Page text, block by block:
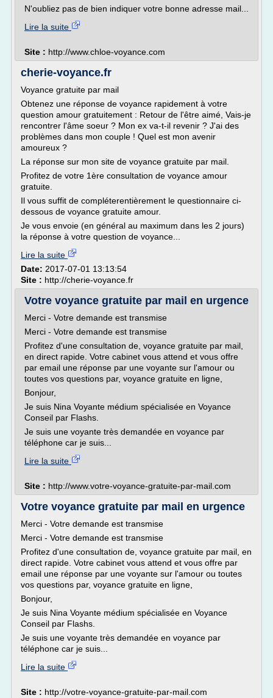
N'oubliez pas de bien indiquer votre bonne adresse mail...
Lire la suite
Site : http://www.chloe-voyance.com
cherie-voyance.fr
Voyance gratuite par mail
Obtenez une réponse de voyance rapidement à votre
question amour gratuitement : Retour de l'être aimé, Vais-je
rencontrer l'âme soeur ? Mon ex va-t-il revenir ? J'ai des
problèmes dans mon couple ! Quel est mon avenir
amoureux ?
La réponse sur mon site de voyance gratuite par mail.
Profitez de votre 1ère consultation de voyance amour
gratuite.
Il vous suffit de compléterentièrement le questionnaire ci-
dessous de voyance gratuite amour.
Je vous envoie (en général au maximum dans les 2 jours)
la réponse à votre question de voyance...
Lire la suite
Date: 2017-07-01 13:13:54
Site : http://cherie-voyance.fr
Votre voyance gratuite par mail en urgence
Merci - Votre demande est transmise
Merci - Votre demande est transmise
Profitez d'une consultation de, voyance gratuite par mail,
en direct rapide. Votre cabinet vous attend et vous offre
par email une réponse par une voyante sur l'amour ou
toutes vos questions par, voyance gratuite en ligne,
Bonjour,
Je suis Nina Voyante médium spécialisée en Voyance
Conseil par Flashs.
Je suis une voyante très demandée en voyance par
téléphone car je suis...
Lire la suite
Site : http://www.votre-voyance-gratuite-par-mail.com
Votre voyance gratuite par mail en urgence
Merci - Votre demande est transmise
Merci - Votre demande est transmise
Profitez d'une consultation de, voyance gratuite par mail, en
direct rapide. Votre cabinet vous attend et vous offre par
email une réponse par une voyante sur l'amour ou toutes
vos questions par, voyance gratuite en ligne,
Bonjour,
Je suis Nina Voyante médium spécialisée en Voyance
Conseil par Flashs.
Je suis une voyante très demandée en voyance par
téléphone car je suis...
Lire la suite
Site : http://votre-voyance-gratuite-par-mail.com